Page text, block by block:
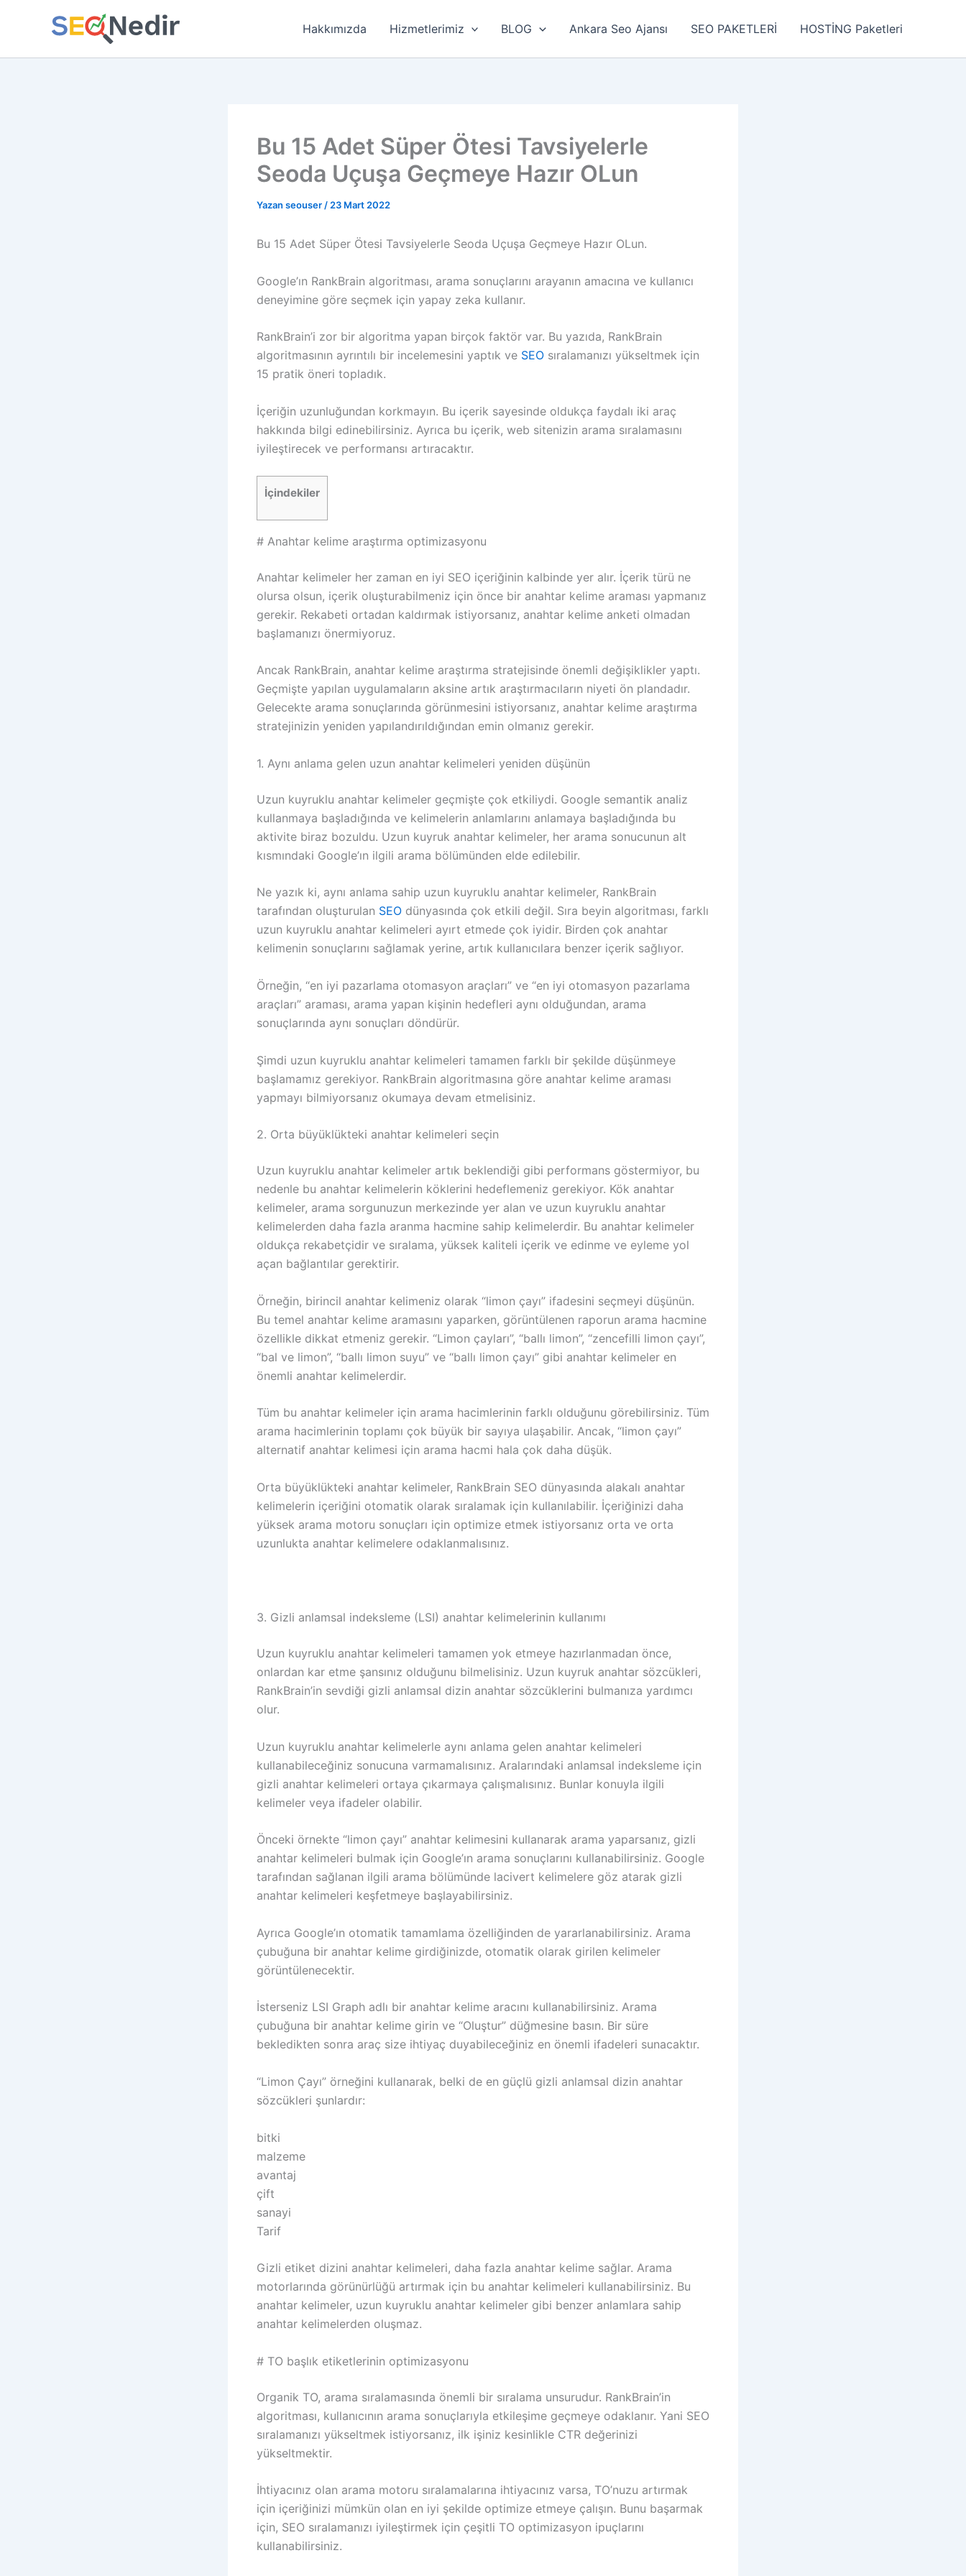
Hakkımızda Hizmetlerimiz BLOG Ankara Seo Ajansı SEO PAKETLERİ HOSTİNG Paketleri
Bu 15 Adet Süper Ötesi Tavsiyelerle
Seoda Uçuşa Geçmeye Hazır OLun
Yazan seouser / 23 Mart 2022
Bu 15 Adet Süper Ötesi Tavsiyelerle Seoda Uçuşa Geçmeye Hazır OLun.
Google’ın RankBrain algoritması, arama sonuçlarını arayanın amacına ve kullanıcı
deneyimine göre seçmek için yapay zeka kullanır.
RankBrain’i zor bir algoritma yapan birçok faktör var. Bu yazıda, RankBrain
algoritmasının ayrıntılı bir incelemesini yaptık ve SEO sıralamanızı yükseltmek için
15 pratik öneri topladık.
İçeriğin uzunluğundan korkmayın. Bu içerik sayesinde oldukça faydalı iki araç
hakkında bilgi edinebilirsiniz. Ayrıca bu içerik, web sitenizin arama sıralamasını
iyileştirecek ve performansı artıracaktır.
İçindekiler
# Anahtar kelime araştırma optimizasyonu
Anahtar kelimeler her zaman en iyi SEO içeriğinin kalbinde yer alır. İçerik türü ne
olursa olsun, içerik oluşturabilmeniz için önce bir anahtar kelime araması yapmanız
gerekir. Rekabeti ortadan kaldırmak istiyorsanız, anahtar kelime anketi olmadan
başlamanızı önermiyoruz.
Ancak RankBrain, anahtar kelime araştırma stratejisinde önemli değişiklikler yaptı.
Geçmişte yapılan uygulamaların aksine artık araştırmacıların niyeti ön plandadır.
Gelecekte arama sonuçlarında görünmesini istiyorsanız, anahtar kelime araştırma
stratejinizin yeniden yapılandırıldığından emin olmanız gerekir.
1. Aynı anlama gelen uzun anahtar kelimeleri yeniden düşünün
Uzun kuyruklu anahtar kelimeler geçmişte çok etkiliydi. Google semantik analiz
kullanmaya başladığında ve kelimelerin anlamlarını anlamaya başladığında bu
aktivite biraz bozuldu. Uzun kuyruk anahtar kelimeler, her arama sonucunun alt
kısmındaki Google’ın ilgili arama bölümünden elde edilebilir.
Ne yazık ki, aynı anlama sahip uzun kuyruklu anahtar kelimeler, RankBrain
tarafından oluşturulan SEO dünyasında çok etkili değil. Sıra beyin algoritması, farklı
uzun kuyruklu anahtar kelimeleri ayırt etmede çok iyidir. Birden çok anahtar
kelimenin sonuçlarını sağlamak yerine, artık kullanıcılara benzer içerik sağlıyor.
Örneğin, “en iyi pazarlama otomasyon araçları” ve “en iyi otomasyon pazarlama
araçları” araması, arama yapan kişinin hedefleri aynı olduğundan, arama
sonuçlarında aynı sonuçları döndürür.
Şimdi uzun kuyruklu anahtar kelimeleri tamamen farklı bir şekilde düşünmeye
başlamamız gerekiyor. RankBrain algoritmasına göre anahtar kelime araması
yapmayı bilmiyorsanız okumaya devam etmelisiniz.
2. Orta büyüklükteki anahtar kelimeleri seçin
Uzun kuyruklu anahtar kelimeler artık beklendiği gibi performans göstermiyor, bu
nedenle bu anahtar kelimelerin köklerini hedeflemeniz gerekiyor. Kök anahtar
kelimeler, arama sorgunuzun merkezinde yer alan ve uzun kuyruklu anahtar
kelimelerden daha fazla aranma hacmine sahip kelimelerdir. Bu anahtar kelimeler
oldukça rekabetçidir ve sıralama, yüksek kaliteli içerik ve edinme ve eyleme yol
açan bağlantılar gerektirir.
Örneğin, birincil anahtar kelimeniz olarak “limon çayı” ifadesini seçmeyi düşünün.
Bu temel anahtar kelime aramasını yaparken, görüntülenen raporun arama hacmine
özellikle dikkat etmeniz gerekir. “Limon çayları”, “ballı limon”, “zencefilli limon çayı”,
“bal ve limon”, “ballı limon suyu” ve “ballı limon çayı” gibi anahtar kelimeler en
önemli anahtar kelimelerdir.
Tüm bu anahtar kelimeler için arama hacimlerinin farklı olduğunu görebilirsiniz. Tüm
arama hacimlerinin toplamı çok büyük bir sayıya ulaşabilir. Ancak, “limon çayı”
alternatif anahtar kelimesi için arama hacmi hala çok daha düşük.
Orta büyüklükteki anahtar kelimeler, RankBrain SEO dünyasında alakalı anahtar
kelimelerin içeriğini otomatik olarak sıralamak için kullanılabilir. İçeriğinizi daha
yüksek arama motoru sonuçları için optimize etmek istiyorsanız orta ve orta
uzunlukta anahtar kelimelere odaklanmalısınız.
3. Gizli anlamsal indeksleme (LSI) anahtar kelimelerinin kullanımı
Uzun kuyruklu anahtar kelimeleri tamamen yok etmeye hazırlanmadan önce,
onlardan kar etme şansınız olduğunu bilmelisiniz. Uzun kuyruk anahtar sözcükleri,
RankBrain’in sevdiği gizli anlamsal dizin anahtar sözcüklerini bulmanıza yardımcı
olur.
Uzun kuyruklu anahtar kelimelerle aynı anlama gelen anahtar kelimeleri
kullanabileceğiniz sonucuna varmamalısınız. Aralarındaki anlamsal indeksleme için
gizli anahtar kelimeleri ortaya çıkarmaya çalışmalısınız. Bunlar konuyla ilgili
kelimeler veya ifadeler olabilir.
Önceki örnekte “limon çayı” anahtar kelimesini kullanarak arama yaparsanız, gizli
anahtar kelimeleri bulmak için Google’ın arama sonuçlarını kullanabilirsiniz. Google
tarafından sağlanan ilgili arama bölümünde lacivert kelimelere göz atarak gizli
anahtar kelimeleri keşfetmeye başlayabilirsiniz.
Ayrıca Google’ın otomatik tamamlama özelliğinden de yararlanabilirsiniz. Arama
çubuğuna bir anahtar kelime girdiğinizde, otomatik olarak girilen kelimeler
görüntülenecektir.
İsterseniz LSI Graph adlı bir anahtar kelime aracını kullanabilirsiniz. Arama
çubuğuna bir anahtar kelime girin ve “Oluştur” düğmesine basın. Bir süre
bekledikten sonra araç size ihtiyaç duyabileceğiniz en önemli ifadeleri sunacaktır.
“Limon Çayı” örneğini kullanarak, belki de en güçlü gizli anlamsal dizin anahtar
sözcükleri şunlardır:
bitki
malzeme
avantaj
çift
sanayi
Tarif
Gizli etiket dizini anahtar kelimeleri, daha fazla anahtar kelime sağlar. Arama
motorlarında görünürlüğü artırmak için bu anahtar kelimeleri kullanabilirsiniz. Bu
anahtar kelimeler, uzun kuyruklu anahtar kelimeler gibi benzer anlamlara sahip
anahtar kelimelerden oluşmaz.
# TO başlık etiketlerinin optimizasyonu
Organik TO, arama sıralamasında önemli bir sıralama unsurudur. RankBrain’in
algoritması, kullanıcının arama sonuçlarıyla etkileşime geçmeye odaklanır. Yani SEO
sıralamanızı yükseltmek istiyorsanız, ilk işiniz kesinlikle CTR değerinizi
yükseltmektir.
İhtiyacınız olan arama motoru sıralamalarına ihtiyacınız varsa, TO’nuzu artırmak
için içeriğinizi mümkün olan en iyi şekilde optimize etmeye çalışın. Bunu başarmak
için, SEO sıralamanızı iyileştirmek için çeşitli TO optimizasyon ipuçlarını
kullanabilirsiniz.